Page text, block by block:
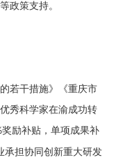
政策支持。
若干措施》《重庆市
秀科学家在渝成功转
奖励补贴，单项成果补
承担协同创新重大研发